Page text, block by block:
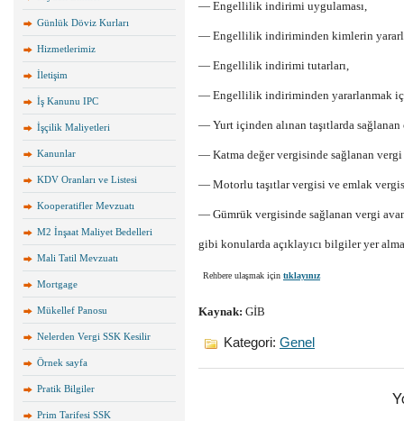
Günlük Döviz Kurları
Hizmetlerimiz
İletişim
İş Kanunu IPC
İşçilik Maliyetleri
Kanunlar
KDV Oranları ve Listesi
Kooperatifler Mevzuatı
M2 İnşaat Maliyet Bedelleri
Mali Tatil Mevzuatı
Mortgage
Mükellef Panosu
Nelerden Vergi SSK Kesilir
Örnek sayfa
Pratik Bilgiler
Prim Tarifesi SSK
— Engellilik indirimi uygulaması,
— Engellilik indiriminden kimlerin
— Engellilik indirimi tutarları,
— Engellilik indiriminden yararlanmak
— Yurt içinden alınan taşıtlarda
— Katma değer vergisinde sağlanan vergi
— Motorlu taşıtlar vergisi ve emlak
— Gümrük vergisinde sağlanan vergi
gibi konularda açıklayıcı bilgiler yer
Rehbere ulaşmak için tıklayınız
Kaynak: GİB
Kategori: Genel